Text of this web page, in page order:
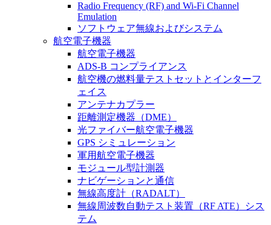
Radio Frequency (RF) and Wi-Fi Channel
Emulation
ソフトウェア無線およびシステム
航空電子機器
航空電子機器
ADS-B コンプライアンス
航空機の燃料量テストセットとインターフ
ェイス
アンテナカプラー
距離測定機器（DME）
光ファイバー航空電子機器
GPS シミュレーション
軍用航空電子機器
モジュール型計測器
ナビゲーションと通信
無線高度計（RADALT）
無線周波数自動テスト装置（RF ATE）シス
テム